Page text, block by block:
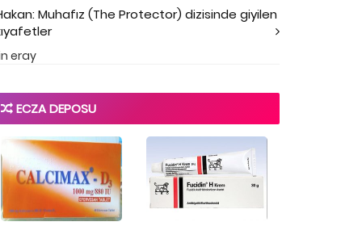
Muhafız (The Protector) dizisinde giyilen
eray
ECZA DEPOSU